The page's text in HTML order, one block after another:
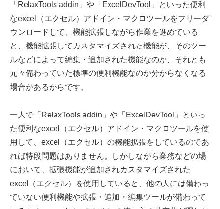
「RelaxTools addin」や「ExcelDevTool」といった便利
なexcel（エクセル）アドイン・マクロツールをフリーダ
ウンロードして、機能拡張しながら作業を進めている
と、機能拡張してカスタマイズされた機能が、そのツー
ルなどによって編集・追加された機能なのか、それとも
元々備わっていた標準の便利機能なのか分からなくなる
場合があるからです。
一人で「RelaxTools addin」や「ExcelDevTool」といっ
た便利なexcel（エクセル）アドイン・マクロツールを使
用して、excel（エクセル）の機能拡張をしているのであ
れば特段問題はありません。しかしながら業務などの場
において、拡張機能が追加されカスタマイズされた
excel（エクセル）を使用していると、他の人には備わっ
ていない便利機能や拡張・追加・編集ツールが備わって